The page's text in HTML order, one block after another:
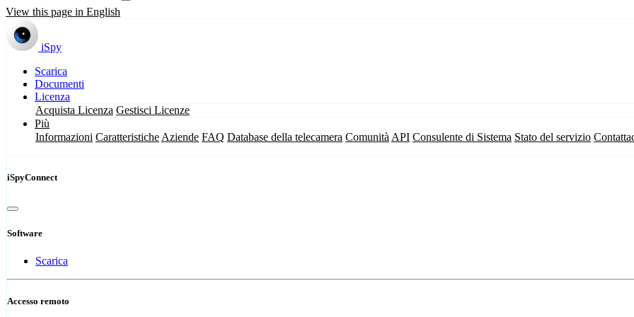
View this page in English
iSpy
Scarica
Documenti
Licenza
Acquista Licenza Gestisci Licenze
Più
Informazioni Caratteristiche Aziende FAQ Database della telecamera Comunità API Consulente di Sistema Stato del servizio
iSpyConnect
Software
Scarica
Accesso remoto